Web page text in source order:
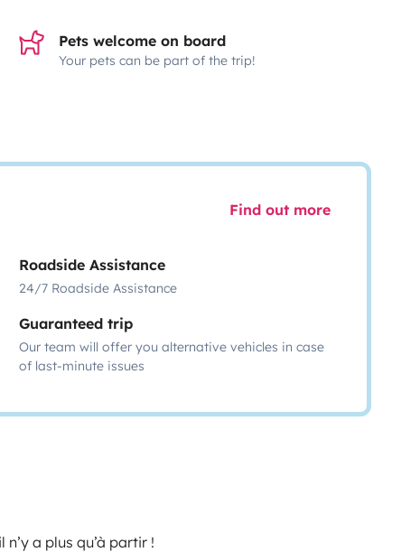
Pets welcome on board
Your pets can be part of the trip!
Find out more
Roadside Assistance
24/7 Roadside Assistance
Guaranteed trip
Our team will offer you alternative vehicles in case
of last-minute issues
a plus qu’à partir !